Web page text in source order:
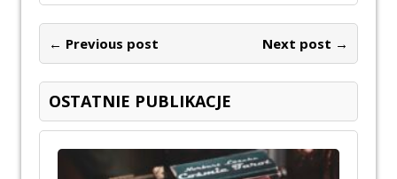
← Previous post Next post →
OSTATNIE PUBLIKACJE